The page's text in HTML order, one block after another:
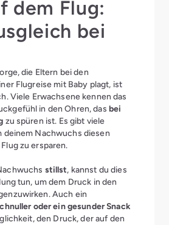
dem Flug:
bei
die Eltern bei den
Flugreise mit Baby plagt, ist
Viele Erwachsene kennen das
in den Ohren, das bei
zu spüren ist. Es gibt viele
deinem Nachwuchs diesen
zu ersparen.
stillst, kannst du dies
tun, um dem Druck in den
Auch ein
oder ein gesunder Snack
den Druck, der auf den